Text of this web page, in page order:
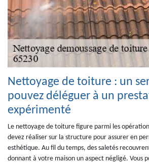
Nettoyage de toiture : un
pouvez déléguer à un
expérimenté
Le nettoyage de toiture figure parmi les
devez réaliser sur la structure pour assurer en
esthétique. Au fil du temps, des saletés
donnant à votre maison un aspect négligé. Vous